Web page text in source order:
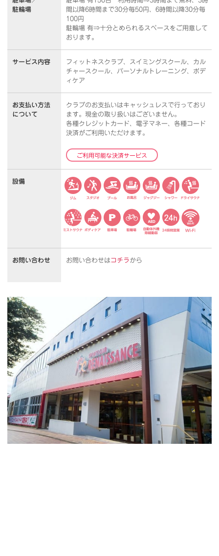
駐輪場
間以降6時間まで30分毎50円、6時間以降30分毎
100円
駐輪場 有⇒十分とめられるスペースをご用意して
おります。
サービス内容
フィットネスクラブ、スイミングスクール、カル
チャースクール、パーソナルトレーニング、ボデ
ィケア
お支払い方法
について
クラブのお支払いはキャッシュレスで行っており
ます。 現金の取り扱いはございません。
各種クレジットカード、電子マネー、各種コード
決済がご利用いただけます。
ご利用可能な決済サービス
設備
お問い合わせ お問い合わせはコチラから